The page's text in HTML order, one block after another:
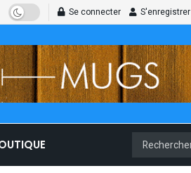
Se connecter S'enregistrer